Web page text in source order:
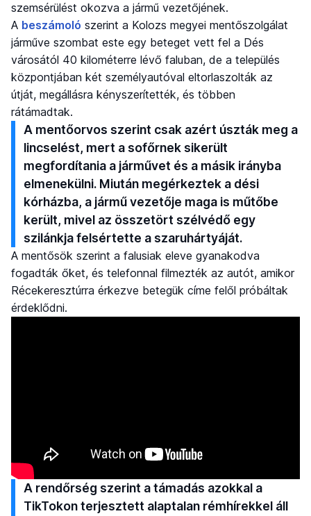
szemsérülést okozva a jármű vezetőjének.
A beszámoló szerint a Kolozs megyei mentőszolgálat
járműve szombat este egy beteget vett fel a Dés
városától 40 kilométerre lévő faluban, de a település
központjában két személyautóval eltorlaszolták az
útját, megállásra kényszerítették, és többen
rátámadtak.
A mentőorvos szerint csak azért úszták meg a
lincselést, mert a sofőrnek sikerült
megfordítania a járművet és a másik irányba
elmenekülni. Miután megérkeztek a dési
kórházba, a jármű vezetője maga is műtőbe
került, mivel az összetört szélvédő egy
szilánkja felsértette a szaruhártyáját.
A mentősök szerint a falusiak eleve gyanakodva
fogadták őket, és telefonnal filmezték az autót, amikor
Récekeresztúrra érkezve betegük címe felől próbáltak
érdeklődni.
A rendőrség szerint a támadás azokkal a
TikTokon terjesztett alaptalan rémhírekkel áll